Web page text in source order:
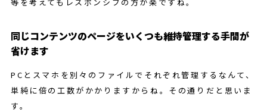
同じコンテンツのページをいくつも維持管理する手間が
省けます
PCとスマホを別々のファイルでそれぞれ管理するなんて、
単純に倍の工数がかかりますからね。その通りだと思いま
す。